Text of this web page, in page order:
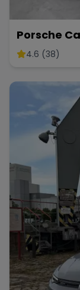
Porsche
4.6 (38)